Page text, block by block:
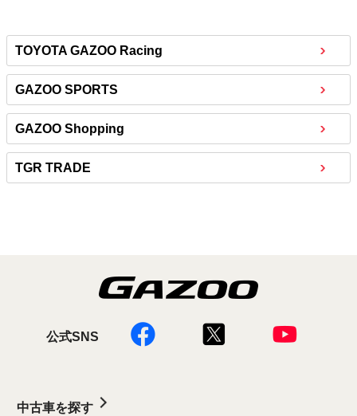
TOYOTA GAZOO Racing
GAZOO SPORTS
GAZOO Shopping
TGR TRADE
公式SNS
中古車を探す